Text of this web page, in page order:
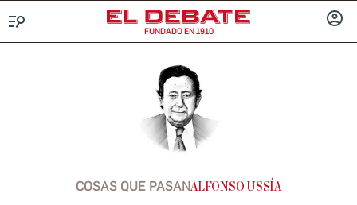
FUNDADO EN 1910
COSAS QUE PASANALFONSO USSÍA